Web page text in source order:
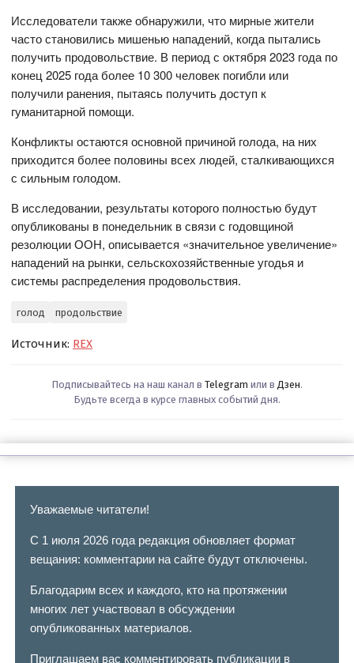
Исследователи также обнаружили, что мирные жители
часто становились мишенью нападений, когда пытались
получить продовольствие. В период с октября 2023 года по
конец 2025 года более 10 300 человек погибли или
получили ранения, пытаясь получить доступ к
гуманитарной помощи.
Конфликты остаются основной причиной голода, на них
приходится более половины всех людей, сталкивающихся
с сильным голодом.
В исследовании, результаты которого полностью будут
опубликованы в понедельник в связи с годовщиной
резолюции ООН, описывается «значительное увеличение»
нападений на рынки, сельскохозяйственные угодья и
системы распределения продовольствия.
голод продольствие
Источник: REX
Подписывайтесь на наш канал в Telegram или в Дзен.
Будьте всегда в курсе главных событий дня.
Уважаемые читатели!
С 1 июля 2026 года редакция обновляет формат
вещания: комментарии на сайте будут отключены.
Благодарим всех и каждого, кто на протяжении
многих лет участвовал в обсуждении
опубликованных материалов.
Приглашаем вас комментировать публикации в